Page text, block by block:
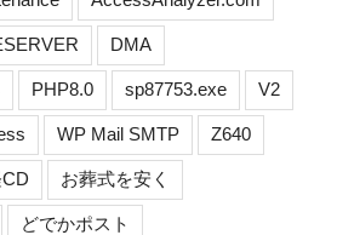
DMA
PHP8.0 sp87753.exe V2
WP Mail SMTP Z640
お葬式を安く
どでかポスト